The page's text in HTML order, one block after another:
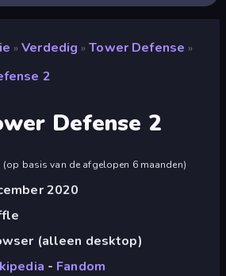
» Verdedig » Tower Defense »
2
Defense 2
(op basis van de afgelopen 6 maanden)
2020
(alleen desktop)
- Fandom